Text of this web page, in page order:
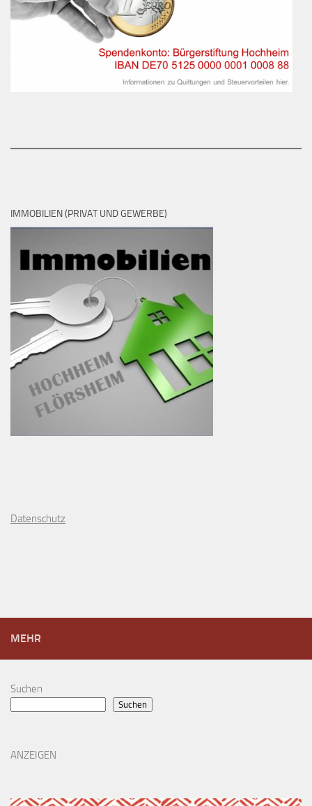
IMMOBILIEN (PRIVAT UND GEWERBE)
Datenschutz
MEHR
Suchen
Suchen
ANZEIGEN